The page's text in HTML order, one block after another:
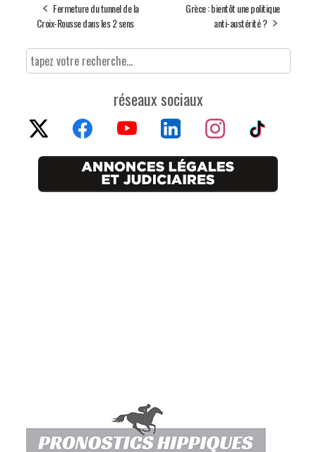
Fermeture du tunnel de la
Croix-Rousse dans les 2 sens
Grèce : bientôt une politique
anti-austérité ?
réseaux sociaux